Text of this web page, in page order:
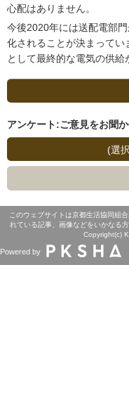
心配はありません。
今後2020年には送配電部
化されることが決まってい
として最終的な電気の供給
アンケート:ご意見をお聞
(選
このウェブサイトは京都生活協同組
れている記事、画像などをいかなる
Copyright(c)
Powered by